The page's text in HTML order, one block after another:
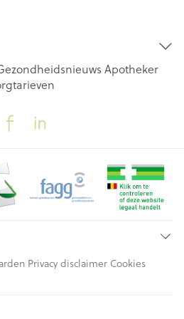
Apotheker
Privacy disclaimer Cookies